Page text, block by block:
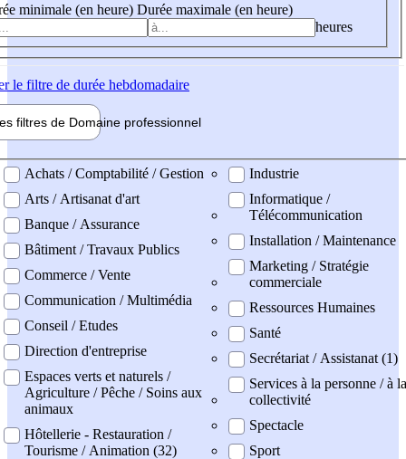
minimale (en heure) Durée maximale (en heure)
heures
le filtre de durée hebdomadaire
filtres de Domaine professionnel
professionel
Achats / Comptabilité / Gestion
Arts / Artisanat d'art
Banque / Assurance
Bâtiment / Travaux Publics
Commerce / Vente
Communication / Multimédia
Conseil / Etudes
Direction d'entreprise
Espaces verts et naturels /
Agriculture / Pêche / Soins aux
animaux
Hôtellerie - Restauration /
Tourisme / Animation (32)
Industrie
Informatique /
Télécommunication
Installation / Maintenance
Marketing / Stratégie
commerciale
Ressources Humaines
Santé
Secrétariat / Assistanat (1)
Services à la personne / à la
collectivité
Spectacle
Sport